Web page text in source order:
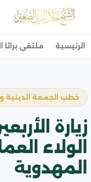
الرئيسية ملتقى براثا
خطب الجمعة الدينية
زيارة
الولاء
المهدوية